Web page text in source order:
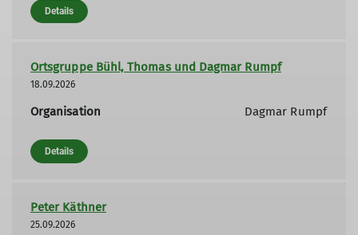
Details
Ortsgruppe Bühl, Thomas und Dagmar Rumpf
18.09.2026
Organisation Dagmar Rumpf
Details
Peter Käthner
25.09.2026